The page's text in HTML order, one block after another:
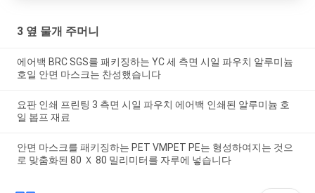
3 옆 물개 주머니
에어백 BRC SGS를 패키징하는 YC 세 측면 시일 파우치 알루미늄
호일 안면 마스크는 찬성했습니다
요판 인쇄 프린팅 3 측면 시일 파우치 에어백 인쇄된 알루미늄 호
일 봅프 재료
안면 마스크를 패키징하는 PET VMPET PE는 형성하여지는 것으
로 맞춤화된 80 Ｘ 80 밀리미터를 자루에 넣습니다